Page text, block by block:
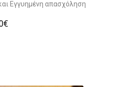
Εγγυημένη απασχόληση